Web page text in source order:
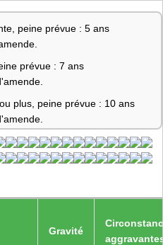
peine prévue : 5 ans
prévue : 7 ans
plus, peine prévue : 10 ans
Gravité